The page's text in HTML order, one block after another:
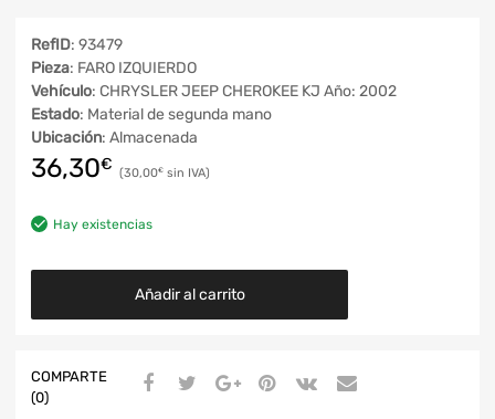
RefID: 93479
Pieza: FARO IZQUIERDO
Vehículo: CHRYSLER JEEP CHEROKEE KJ Año: 2002
Estado: Material de segunda mano
Ubicación: Almacenada
36,30€ 30,00€
Hay existencias
Añadir al carrito
COMPARTE
(0)